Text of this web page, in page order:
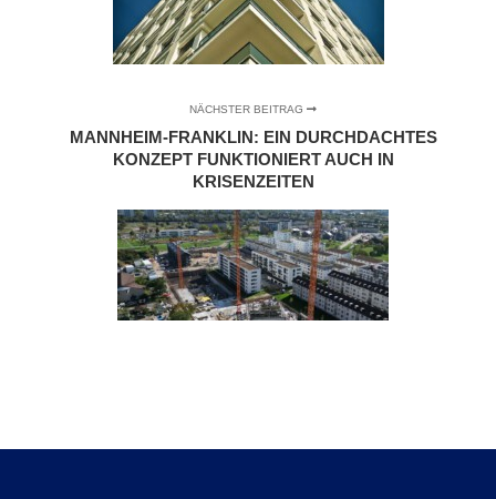
NÄCHSTER BEITRAG
MANNHEIM-FRANKLIN: EIN DURCHDACHTES
KONZEPT FUNKTIONIERT AUCH IN
KRISENZEITEN